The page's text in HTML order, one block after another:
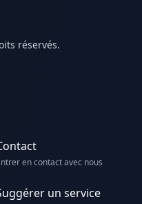
réservés.
en contact avec nous
un service